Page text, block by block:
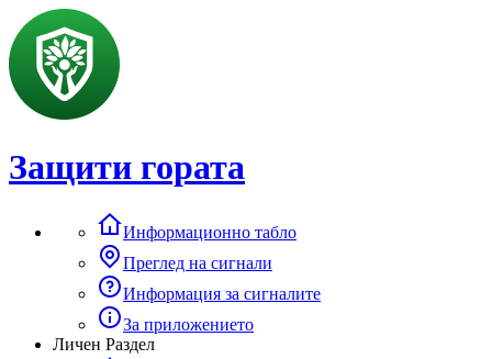
Защити гората
Информационно табло
Преглед на сигнали
Информация за сигналите
За приложението
Личен Раздел